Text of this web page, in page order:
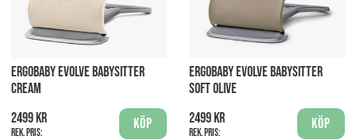
ERGOBABY EVOLVE BABYSITTER
CREAM
2499 kr
Rek. pris:
Köp
ERGOBABY EVOLVE BABYSITTER
SOFT OLIVE
2499 kr
Rek. pris:
Köp